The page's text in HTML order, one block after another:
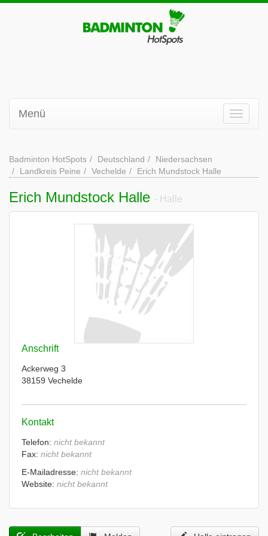
Menü
Badminton HotSpots Deutschland
Niedersachsen
Landkreis Peine
Vechelde Erich Mundstock Halle
Erich Mundstock Halle - Halle
Anschrift
Ackerweg 3
38159 Vechelde
Kontakt
Telefon: nicht bekannt
Fax: nicht bekannt
E-Mailadresse: nicht bekannt
Website: nicht bekannt